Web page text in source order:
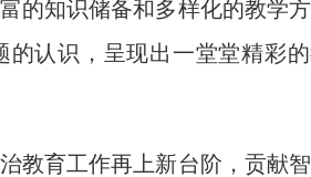
的知识储备和多样化的教学方
认识，呈现出一堂堂精彩
育工作再上新台阶，贡献